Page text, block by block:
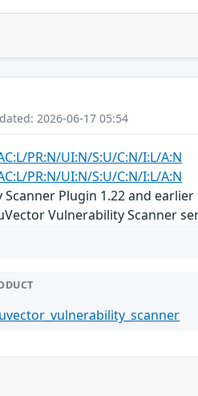
2026-06-17 05:54
PR:N/UI:N/S:U/C:N/I:L/A:N
PR:N/UI:N/S:U/C:N/I:L/A:N
Plugin 1.22 and
Vulnerability Scanner